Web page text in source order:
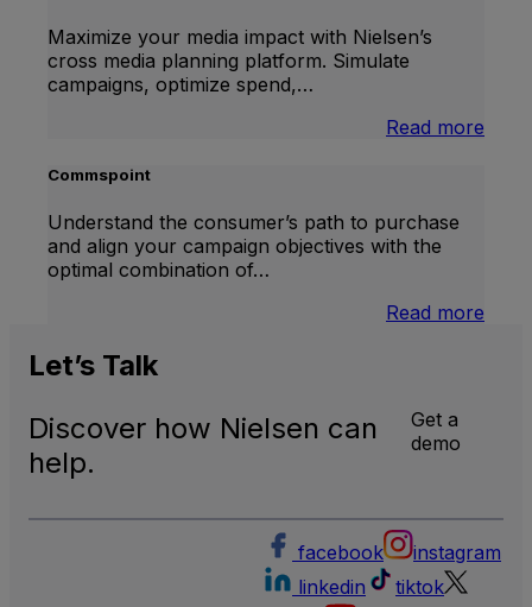
Maximize your media impact with Nielsen’s
cross media planning platform. Simulate
campaigns, optimize spend,…
Read more
Commspoint
Understand the consumer’s path to purchase
and align your campaign objectives with the
optimal combination of…
Read more
Let’s Talk
Discover how Nielsen can
help.
Get a
demo
facebook
instagram
linkedin
tiktok